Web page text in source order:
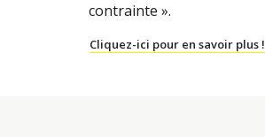
contrainte ».
Cliquez-ici pour en savoir plus !